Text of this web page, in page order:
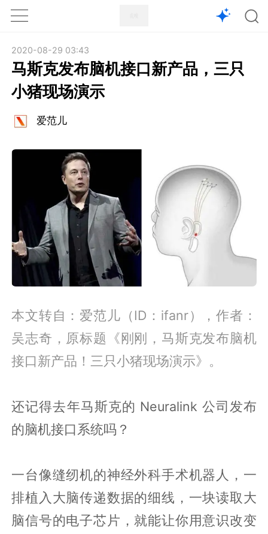
1X
2020-08-29 03:43
马斯克发布脑机接口新产品，三只
小猪现场演示
爱范儿
本文转自：爱范儿（ID：ifanr），作者：
吴志奇，原标题《刚刚，马斯克发布脑机
接口新产品！三只小猪现场演示》。
还记得去年马斯克的 Neuralink 公司发布
的脑机接口系统吗？
一台像缝纫机的神经外科手术机器人，一
排植入大脑传递数据的细线，一块读取大
脑信号的电子芯片，就能让你用意识改变